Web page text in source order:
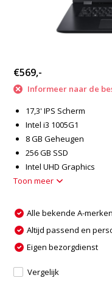
€569,-
Informeer naar de
17,3' IPS Scherm
Intel i3 1005G1
8 GB Geheugen
256 GB SSD
Intel UHD Graphics
Toon meer
Alle bekende A-merken
Altijd passend en
Eigen bezorgdienst
Vergelijk